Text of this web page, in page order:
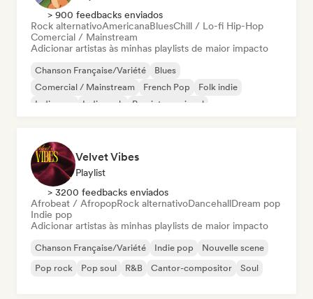
> 900 feedbacks enviados
Rock alternativoAmericanaBluesChill / Lo-fi Hip-Hop
Comercial / Mainstream
Adicionar artistas às minhas playlists de maior impacto
Chanson Française/Variété
Blues
Comercial / Mainstream
French Pop
Folk indie
Indie pop
Indie rock Pop internacional
Velvet Vibes
Playlist
> 3200 feedbacks enviados
Afrobeat / AfropopRock alternativoDancehallDream pop
Indie pop
Adicionar artistas às minhas playlists de maior impacto
Chanson Française/Variété Indie pop
Nouvelle scene
Pop rock
Pop soul R&B Cantor-compositor Soul